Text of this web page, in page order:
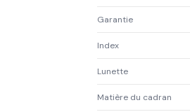
Garantie
Index
Lunette
Matière du cadran